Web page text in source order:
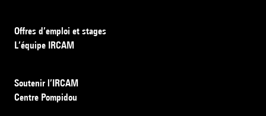
Offres d’emploi et stages
L’équipe IRCAM
Soutenir l’IRCAM
Centre Pompidou